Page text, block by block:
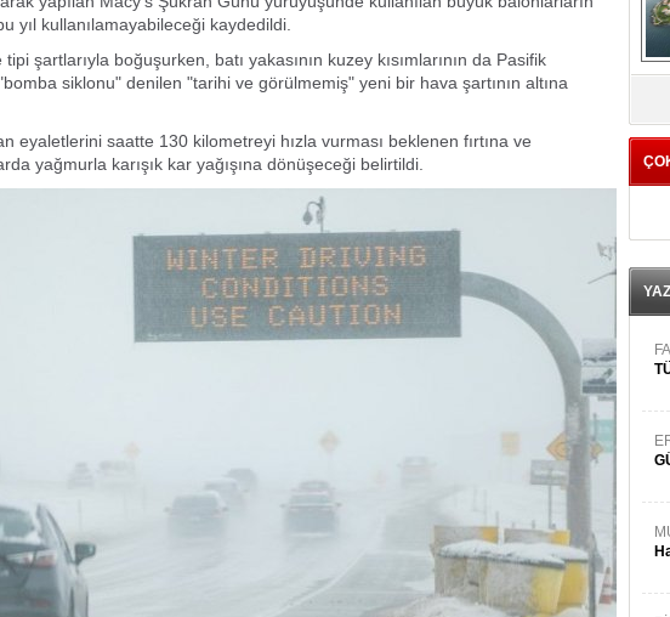
yıl kullanılamayabileceği kaydedildi.
şartlarıyla boğuşurken, batı yakasının kuzey kısımlarının da Pasifik
siklonu" denilen "tarihi ve görülmemiş" yeni bir hava şartının altına
eyaletlerini saatte 130 kilometreyi hızla vurması beklenen fırtına ve
yağmurla karışık kar yağışına dönüşeceği belirtildi.